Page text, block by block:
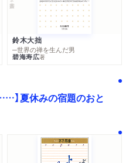
鈴木大拙
─世界の禅を生んだ男
碧海寿広著
】夏休みの宿題のおと